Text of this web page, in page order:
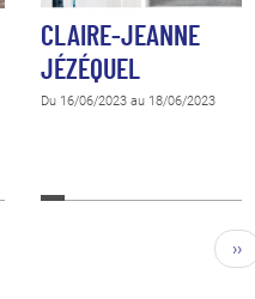
CLAIRE-JEANNE
JÉZÉQUEL
Du 16/06/2023 au 18/06/2023
››